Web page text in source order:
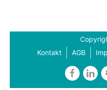
Kontakt
AGB